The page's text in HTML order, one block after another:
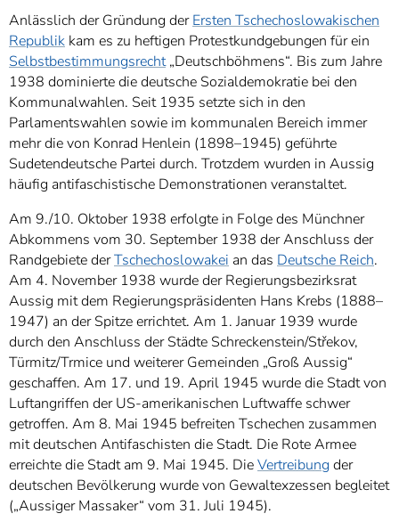
Anlässlich der Gründung derErsten Tschechoslowakischen
Republik kam es zu heftigen Protestkundgebungen für ein
Selbstbestimmungsrecht„Deutschböhmens“. Bis zum Jahre
1938 dominierte die deutsche Sozialdemokratie bei den
Kommunalwahlen. Seit 1935 setzte sich in den
Parlamentswahlen sowie im kommunalen Bereich immer
mehr die von Konrad Henlein (1898–1945) geführte
Sudetendeutsche Partei durch. Trotzdem wurden in Aussig
häufig antifaschistische Demonstrationen veranstaltet.
Am 9./10. Oktober 1938 erfolgte in Folge des Münchner
Abkommens vom 30. September 1938 der Anschluss der
Randgebiete derTschechoslowakei an das Deutsche Reich.
Am 4. November 1938 wurde der Regierungsbezirksrat
Aussig mit dem Regierungspräsidenten Hans Krebs (1888–
1947) an der Spitze errichtet. Am 1. Januar 1939 wurde
durch den Anschluss der Städte Schreckenstein/Střekov,
Türmitz/Trmice und weiterer Gemeinden „Groß Aussig“
geschaffen. Am 17. und 19. April 1945 wurde die Stadt von
Luftangriffen der US-amerikanischen Luftwaffe schwer
getroffen. Am 8. Mai 1945 befreiten Tschechen zusammen
mit deutschen Antifaschisten die Stadt. Die Rote Armee
erreichte die Stadt am 9. Mai 1945. DieVertreibung der
deutschen Bevölkerung wurde von Gewaltexzessen begleitet
(„Aussiger Massaker“ vom 31. Juli 1945).